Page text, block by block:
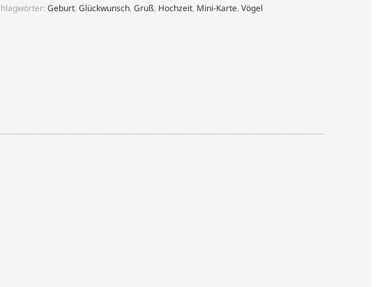
Geburt,Glückwunsch,Gruß, Hochzeit, Mini-Karte,Vögel